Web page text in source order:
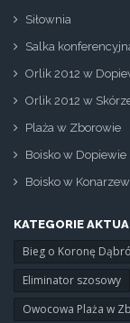
Siłownia
Salka
Orlik 2012 w
Orlik 2012 w
Plaża w Zborowie
Boisko w Dopiewie
Boisko w
KATEGORIE
Bieg o Koronę
Eliminator szosowy
Owocowa Plaża w